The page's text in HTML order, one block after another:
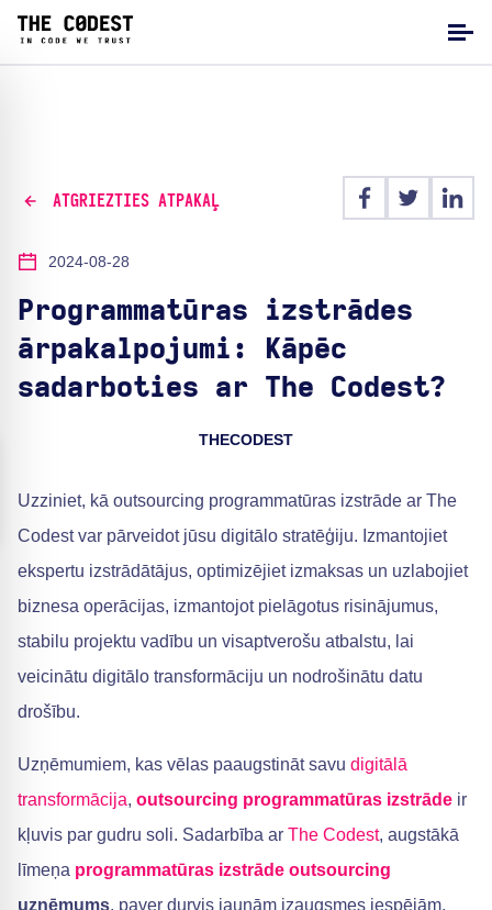
ATGRIEZTIES ATPAKAĻ
2024-08-28
Programmatūras izstrādes
ārpakalpojumi: Kāpēc
sadarboties ar The Codest?
THECODEST
Uzziniet, kā outsourcing programmatūras izstrāde ar The
Codest var pārveidot jūsu digitālo stratēģiju. Izmantojiet
ekspertu izstrādātājus, optimizējiet izmaksas un uzlabojiet
biznesa operācijas, izmantojot pielāgotus risinājumus,
stabilu projektu vadību un visaptverošu atbalstu, lai
veicinātu digitālo transformāciju un nodrošinātu datu
drošību.
Uzņēmumiem, kas vēlas paaugstināt savu digitālā
transformācija, outsourcing programmatūras izstrāde ir
kļuvis par gudru soli. Sadarbība ar The Codest, augstākā
līmeņa programmatūras izstrāde outsourcing
uzņēmums, paver durvis jaunām izaugsmes iespējām,